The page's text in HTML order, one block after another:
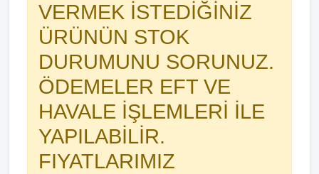
VERMEK İSTEDİĞİNİZ
ÜRÜNÜN STOK
DURUMUNU SORUNUZ.
ÖDEMELER EFT VE
HAVALE İŞLEMLERİ İLE
YAPILABİLİR.
FIYATLARIMIZ